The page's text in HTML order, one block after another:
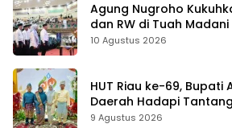
Agung Nugroho
dan RW di Tuah Madani
10 Agustus 2026
HUT Riau ke-69, Bupati
Daerah Hadapi
9 Agustus 2026